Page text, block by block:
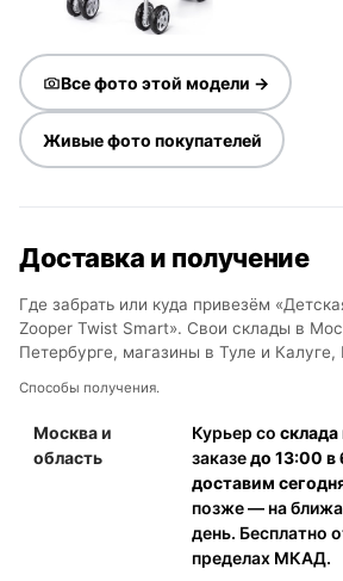
Все фото этой модели →
Живые фото покупателей
Доставка и получение
Где забрать или куда привезём
Zooper Twist Smart». Свои склады в
Петербурге, магазины в Туле и
Способы получения.
Москва и
область
Курьер со
заказедо 13:00 в
доставим
позже — на
день. Бесплатно
пределах МКАД.